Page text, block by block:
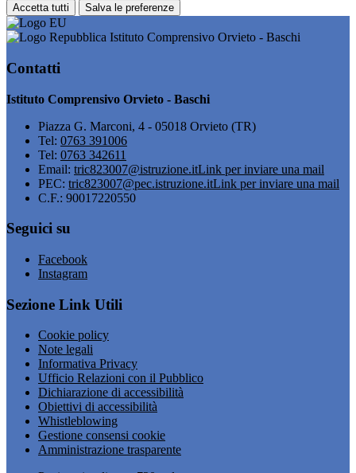
Accetta tutti Salva le preferenze
Istituto Comprensivo Orvieto - Baschi
Contatti
Istituto Comprensivo Orvieto - Baschi
Piazza G. Marconi, 4 - 05018 Orvieto (TR)
Tel: 0763 391006
Tel: 0763 342611
Email: tric823007@istruzione.itLink per inviare una mail
PEC: tric823007@pec.istruzione.itLink per inviare una mail
C.F.: 90017220550
Seguici su
Facebook
Instagram
Sezione Link Utili
Cookie policy
Note legali
Informativa Privacy
Ufficio Relazioni con il Pubblico
Dichiarazione di accessibilità
Obiettivi di accessibilità
Whistleblowing
Gestione consensi cookie
Amministrazione trasparente